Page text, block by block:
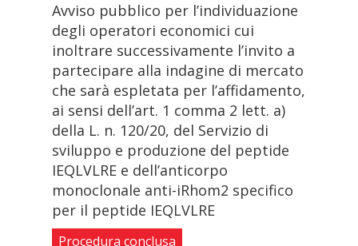
Avviso pubblico per l’individuazione
degli operatori economici cui
inoltrare successivamente l’invito a
partecipare alla indagine di mercato
che sarà espletata per l’affidamento,
ai sensi dell’art. 1 comma 2 lett. a)
della L. n. 120/20, del Servizio di
sviluppo e produzione del peptide
IEQLVLRE e dell’anticorpo
monoclonale anti-iRhom2 specifico
per il peptide IEQLVLRE
Procedura conclusa